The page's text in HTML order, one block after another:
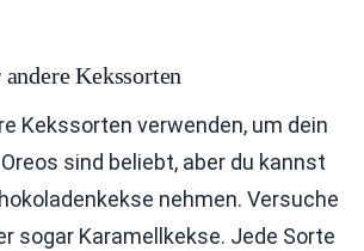
Kekssorten
Kekssorten verwenden, um dein
sind beliebt, aber du kannst
nehmen. Versuche
sogar Karamellkekse. Jede Sorte